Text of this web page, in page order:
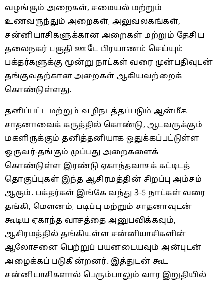
வழங்கும் அறைகள், சமையல் மற்றும்
உணவருந்தும் அறைகள், அலுவலகங்கள்,
சன்னியாசிகளுக்கான அறைகள் மற்றும் தேசிய
தலைநகர் பகுதி ஊடே பிரயாணம் செய்யும்
பக்தர்களுக்கு மூன்று நாட்கள் வரை முன்பதிவுடன்
தங்குவதற்கான அறைகள் ஆகியவற்றைக்
கொண்டுள்ளது.
தனிப்பட்ட மற்றும் வழிநடத்தப்படும் ஆன்மீக
சாதனாவைக் கருத்தில் கொண்டு, ஆடவருக்கும்
மகளிருக்கும் தனித்தனியாக ஒதுக்கப்பட்டுள்ள
ஒருவர்-தங்கும் முப்பது அறைகளைக்
கொண்டுள்ள இரண்டு ஏகாந்தவாசக் கட்டிடத்
தொகுப்புகள் இந்த ஆசிரமத்தின் சிறப்பு அம்சம்
ஆகும். பக்தர்கள் இங்கே வந்து 3-5 நாட்கள் வரை
தங்கி, மௌனம், படிப்பு மற்றும் சாதனாவுடன்
கூடிய ஏகாந்த வாசத்தை அனுபவிக்கவும்,
ஆசிரமத்தில் தங்கியுள்ள சன்னியாசிகளின்
ஆலோசனை பெற்றுப் பயனடையவும் அன்புடன்
அழைக்கப் படுகின்றனர். இத்துடன் கூட
சன்னியாசிகளால் பெரும்பாலும் வார இறுதியில்